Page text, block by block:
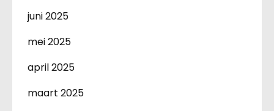
juni 2025
mei 2025
april 2025
maart 2025